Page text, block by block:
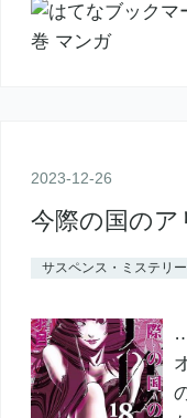
2023-12-26
今際の国のア
サスペンス・ミステリ